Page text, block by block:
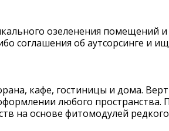
озеленения помещений
соглашения об аутсорсинге и
кафе, гостиницы и дома.
любого
на основе фитомодулей